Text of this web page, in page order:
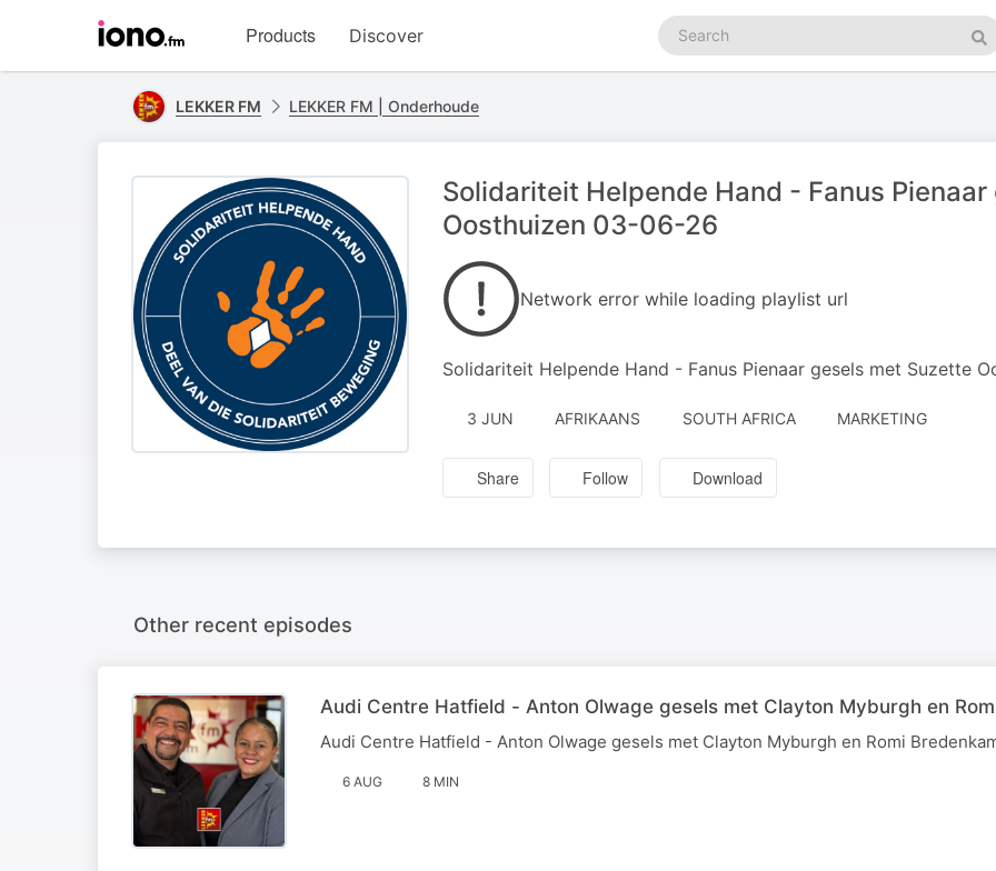
homepage
Products Discover
Search
podcasts
LEKKER FM LEKKER FM | Onderhoude
Solidariteit Helpende Hand - Fanus
Oosthuizen 03-06-26
Network error while loading playlist url
Solidariteit Helpende Hand - Fanus Pienaar gesels met Suzette
3 JUN AFRIKAANS SOUTH AFRICA MARKETING
Share Follow Download
Other recent episodes
Audi Centre Hatfield - Anton Olwage gesels met Clayton Myburgh en
Audi Centre Hatfield - Anton Olwage gesels met Clayton Myburgh en Romi
6 AUG 8 MIN